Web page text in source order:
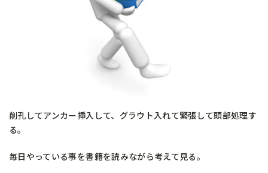
削孔してアンカー挿入して、グラウト入れて緊張して頭部処理す
る。
毎日やっている事を書籍を読みながら考えて見る。